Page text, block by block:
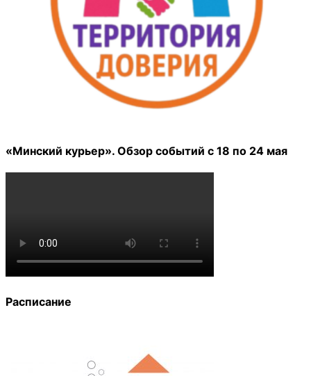
«Минский курьер». Обзор событий с 18 по 24 мая
Расписание